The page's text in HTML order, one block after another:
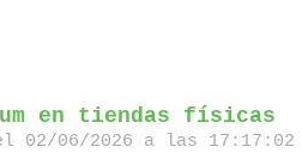
en tiendas físicas
02/06/2026 a las 17:17:02